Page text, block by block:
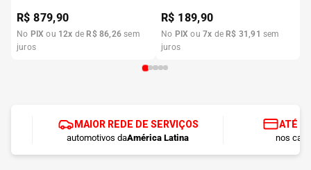
R$879,90
No PIX ou 12x de R$ 86,26 sem
juros
R$ 189,90
No PIX ou7x de R$ 31 ,91 sem
juros
MAIOR REDE DE SERVIÇOS
automotivos daAmérica Latina
ATÉ
nos